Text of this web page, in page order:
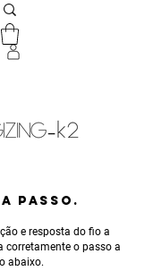
PASSO.
e resposta do fio a
corretamente o passo a
abaixo.